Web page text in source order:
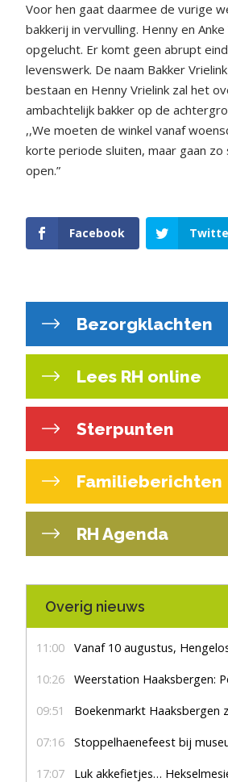
Voor hen gaat daarmee de vurige
bakkerij in vervulling. Henny en Anke
opgelucht. Er komt geen abrupt
levenswerk. De naam Bakker
bestaan en Henny Vrielink zal het
ambachtelijk bakker op de
,,We moeten de winkel vanaf
korte periode sluiten, maar gaan
open.”
Facebook
Bezorgklachten
Lees RH online
Sterpunten
Familieberichten
RH Agenda
Overig nieuws
11:00 Vanaf 10 augustus, Hengelosestraat drie weken
10:26 Weerstation Haaksbergen:
09:51 Boekenmarkt Haaksbergen zaterdag 8
07:16 Stoppelhaenefeest bij
17:07 Luk akkefietjes…